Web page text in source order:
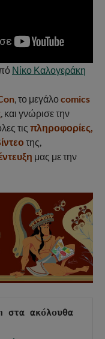
Νίκο Καλογεράκη
, το μεγάλο comics
, και γνώρισε την
τις πληροφορίες,
της,
μας με την
στα ακόλουθα